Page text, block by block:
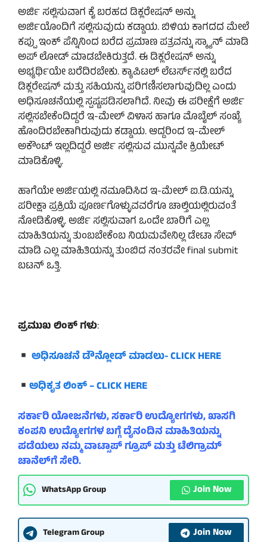
ಅರ್ಜಿ ಸಲ್ಲಿಸುವಾಗ ಕೈ ಬರಹದ ಡಿಕ್ಲರೇಷನ್ ಅನ್ನು
ಅರ್ಜಿಯೊಂದಿಗೆ ಸಲ್ಲಿಸುವುದು ಕಡ್ಡಾಯ. ಬಿಳಿಯ ಕಾಗದದ ಮೇಲೆ
ಕಪ್ಪು ಇಂಕ್ ಪೆನ್ನಿನಿಂದ ಬರೆದ ಪ್ರಮಾಣ ಪತ್ರವನ್ನು ಸ್ಕ್ಯಾನ್ ಮಾಡಿ
ಅಪ್‌ ಲೋಡ್ ಮಾಡಬೇಕಿರುತ್ತದೆ. ಈ ಡಿಕ್ಲರೇಷನ್ ಅನ್ನು
ಅಭ್ಯರ್ಥಿಯೇ ಬರೆದಿರಬೇಕು. ಕ್ಯಾಪಿಟಲ್‌ ಲೆಟರ್ಸ್‌ನಲ್ಲಿ ಬರೆದ
ಡಿಕ್ಲರೇಷನ್ ಮತ್ತು ಸಹಿಯನ್ನು ಪರಿಗಣಿಸಲಾಗುವುದಿಲ್ಲ ಎಂದು
ಅಧಿಸೂಚನೆಯಲ್ಲಿ ಸ್ಪಷ್ಟಪಡಿಸಲಾಗಿದೆ. ನೀವು ಈ ಪರೀಕ್ಷೆಗೆ ಅರ್ಜಿ
ಸಲ್ಲಿಸಬೇಕೆಂದಿದ್ದರೆ ಇ-ಮೇಲ್ ವಿಳಾಸ ಹಾಗೂ ಮೊಬೈಲ್ ಸಂಖ್ಯೆ
ಹೊಂದಿರಬೇಕಾಗಿರುವುದು ಕಡ್ಡಾಯ. ಆದ್ದರಿಂದ ಇ-ಮೇಲ್
ಅಕೌಂಟ್ ಇಲ್ಲದಿದ್ದರೆ ಅರ್ಜಿ ಸಲ್ಲಿಸುವ ಮುನ್ನವೇ ಕ್ರಿಯೇಟ್
ಮಾಡಿಕೊಳ್ಳಿ.
ಹಾಗೆಯೇ ಅರ್ಜಿಯಲ್ಲಿ ನಮೂದಿಸಿದ ಇ-ಮೇಲ್ ಐ.ಡಿ.ಯನ್ನು
ಪರೀಕ್ಷಾ ಪ್ರಕ್ರಿಯೆ ಪೂರ್ಣಗೊಳ್ಳುವವರೆಗೂ ಚಾಲ್ತಿಯಲ್ಲಿರುವಂತೆ
ನೋಡಿಕೊಳ್ಳಿ. ಅರ್ಜಿ ಸಲ್ಲಿಸುವಾಗ ಒಂದೇ ಬಾರಿಗೆ ಎಲ್ಲ
ಮಾಹಿತಿಯನ್ನು ತುಂಬಬೇಕೆಂಬ ನಿಯಮವೇನಿಲ್ಲ ಡೇಟಾ ಸೇವ್
ಮಾಡಿ ಎಲ್ಲ ಮಾಹಿತಿಯನ್ನು ತುಂಬಿದ ನಂತರವೇ final submit
ಬಟನ್ ಒತ್ತಿ.
ಪ್ರಮುಖ ಲಿಂಕ್ ಗಳು:
ಅಧಿಸೂಚನೆ ಡೌನ್ಲೋಡ್ ಮಾಡಲು- CLICK HERE
ಅಧಿಕೃತ ಲಿಂಕ್ – CLICK HERE
ಸರ್ಕಾರಿ ಯೋಜನೆಗಳು, ಸರ್ಕಾರಿ ಉದ್ಯೋಗಗಳು, ಖಾಸಗಿ
ಕಂಪನಿ ಉದ್ಯೋಗಗಳ ಬಗ್ಗೆ ದೈನಂದಿನ ಮಾಹಿತಿಯನ್ನು
ಪಡೆಯಲು ನಮ್ಮ ವಾಟ್ಸಾಪ್ ಗ್ರೂಪ್ ಮತ್ತು ಟೆಲಿಗ್ರಾಮ್
ಚಾನೆಲ್‌ಗೆ ಸೇರಿ.
WhatsApp Group Join Now
Telegram Group Join Now